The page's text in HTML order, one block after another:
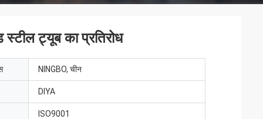
ट्यूब का प्रतिरोध
NINGBO, चीन
DIYA
ISO9001